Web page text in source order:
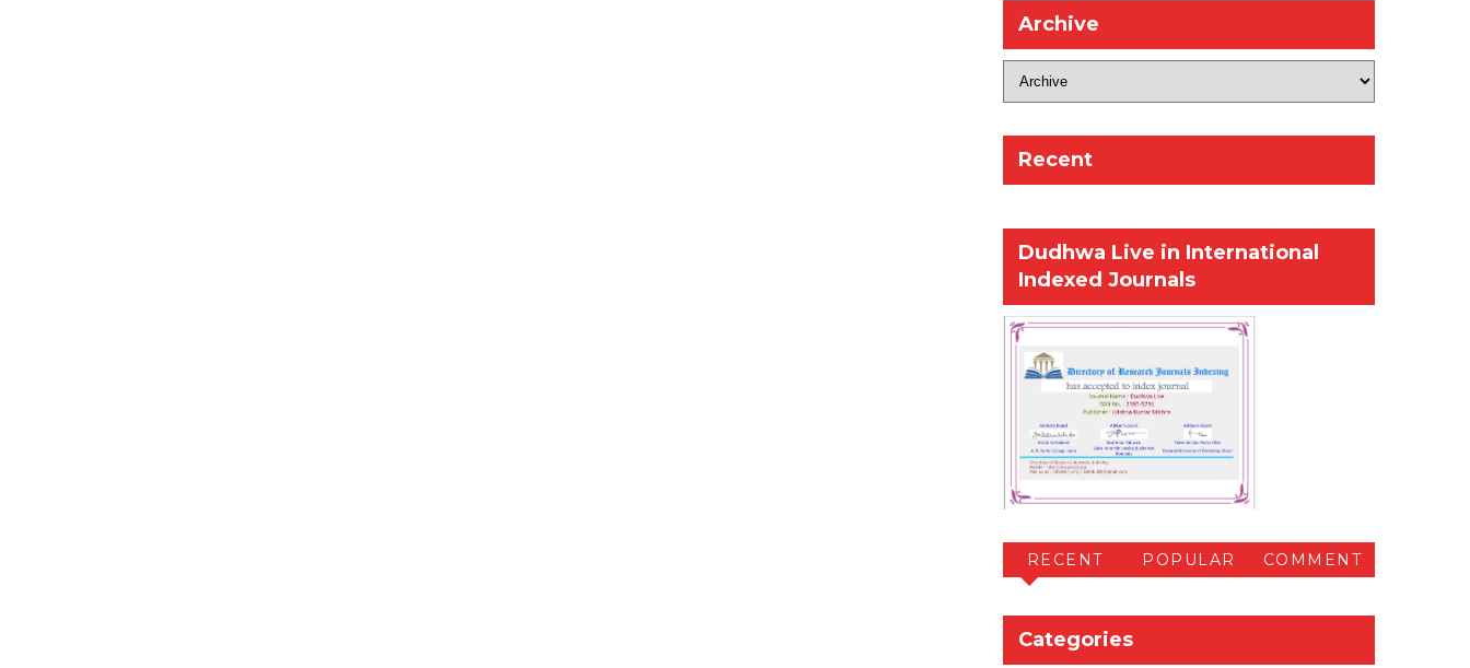
Archive
Recent
Dudhwa Live in International
Indexed Journals
RECENT POPULAR COMMENT
Categories